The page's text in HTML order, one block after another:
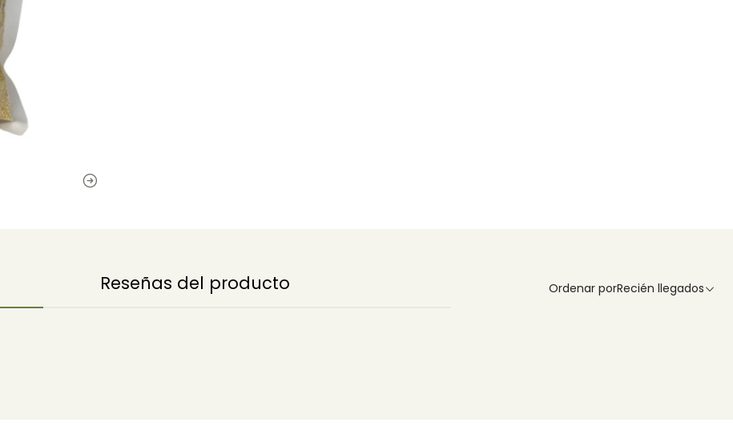
Reseñas del producto Ordenar porRecién llegados